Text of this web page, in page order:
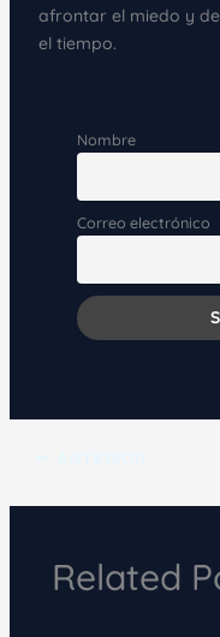
afrontar el miedo y
el tiempo.
Nombre
Correo electrónico
Related